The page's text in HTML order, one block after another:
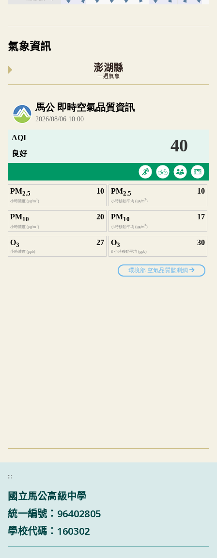
氣象資訊
澎湖縣
一週氣象
內嵌空氣品質小工具為視覺預覽，完整即時空
:::
國立馬公高級中學
統一編號：96402805
學校代碼：160302